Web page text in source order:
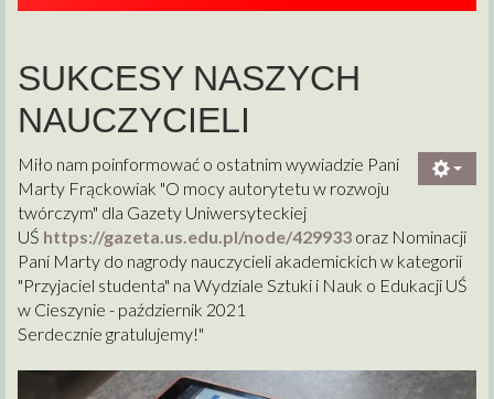
SUKCESY NASZYCH
NAUCZYCIELI
Miło nam poinformować o ostatnim wywiadzie Pani
Marty Frąckowiak "O mocy autorytetu w rozwoju
twórczym" dla Gazety Uniwersyteckiej
UŚ https://gazeta.us.edu.pl/node/429933 oraz Nominacji
Pani Marty do nagrody nauczycieli akademickich w kategorii
"Przyjaciel studenta" na Wydziale Sztuki i Nauk o Edukacji UŚ
w Cieszynie - październik 2021
Serdecznie gratulujemy!"